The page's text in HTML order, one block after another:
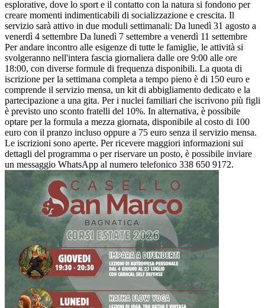
esplorative, dove lo sport e il contatto con la natura si fondono per
creare momenti indimenticabili di socializzazione e crescita. Il
servizio sarà attivo in due moduli settimanali: Da lunedì 31 agosto a
venerdì 4 settembre Da lunedì 7 settembre a venerdì 11 settembre
Per andare incontro alle esigenze di tutte le famiglie, le attività si
svolgeranno nell'intera fascia giornaliera dalle ore 9:00 alle ore
18:00, con diverse formule di frequenza disponibili. La quota di
iscrizione per la settimana completa a tempo pieno è di 150 euro e
comprende il servizio mensa, un kit di abbigliamento dedicato e la
partecipazione a una gita. Per i nuclei familiari che iscrivono più figli
è previsto uno sconto fratelli del 10%. In alternativa, è possibile
optare per la formula a mezza giornata, disponibile al costo di 100
euro con il pranzo incluso oppure a 75 euro senza il servizio mensa.
Le iscrizioni sono aperte. Per ricevere maggiori informazioni sui
dettagli del programma o per riservare un posto, è possibile inviare
un messaggio WhatsApp al numero telefonico 338 650 9172.